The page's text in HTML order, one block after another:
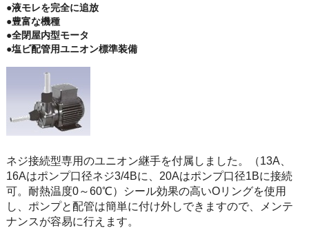
●液モレを完全に追放
●豊富な機種
●全閉屋内型モータ
●塩ビ配管用ユニオン標準装備
ネジ接続型専用のユニオン継手を付属しました。（13A、
16Aはポンプ口径ネジ3/4Bに、20Aはポンプ口径1Bに接続
可。耐熱温度0～60℃）シール効果の高いOリングを使用
し、ポンプと配管は簡単に付け外しできますので、メンテ
ナンスが容易に行えます。